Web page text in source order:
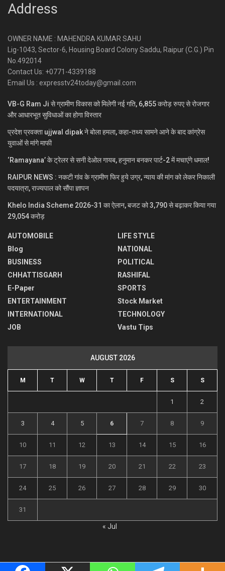
Address
OWNER NAME : MAHENDRA KUMAR SAHU
Lig-1043, Sector-6, Housing Board Colony Saddu, Raipur (C.G.) Pin
No.492014
Contact Us: +0771-4339188
Email Us : expresstv24today@gmail.com
VB-G Ram Ji से ग्रामीण विकास को मिलेगी नई गति, 6,855 करोड़ रुपए से रोजगार
और आधारभूत सुविधाओं का होगा विस्तार
प्रदेश प्रवक्ता ujjwal dipak ने बोला हमला, कहा-तथ्य सामने आने के बाद कांग्रेस
युवाओं से मांगे माफी
‘Ramayana’ के ट्रेलर से सनी देओल गायब, हनुमान बनकर पार्ट-2 में मचाएंगे धमाल!
RAIPUR NEWS : नकटी गांव के ग्रामीण फिर हुये उग्र, न्याय की मांग को लेकर निकाली
पदयात्रा, राज्यपाल को सौंपा ज्ञापन
Khelo India Scheme 2026-31 का ऐलान, बजट को 3,790 से बढ़ाकर किया गया
29,054 करोड़
AUTOMOBILE
Blog
BUSINESS
CHHATTISGARH
E-Paper
ENTERTAINMENT
INTERNATIONAL
JOB
LIFE STYLE
NATIONAL
POLITICAL
RASHIFAL
SPORTS
Stock Market
TECHNOLOGY
Vastu Tips
AUGUST 2026
M T W T F S S
1 2
3 4 5 6 7 8 9
10 11 12 13 14 15 16
17 18 19 20 21 22 23
24 25 26 27 28 29 30
31
« Jul